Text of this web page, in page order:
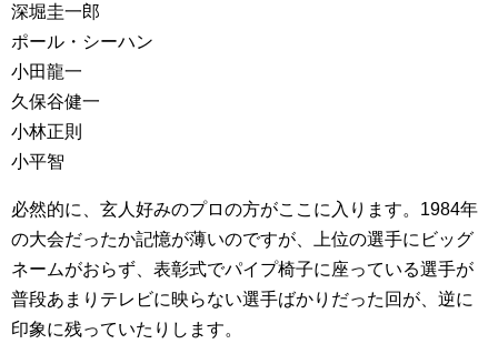
深堀圭一郎
ポール・シーハン
小田龍一
久保谷健一
小林正則
小平智
必然的に、玄人好みのプロの方がここに入ります。1984年
の大会だったか記憶が薄いのですが、上位の選手にビッグ
ネームがおらず、表彰式でパイプ椅子に座っている選手が
普段あまりテレビに映らない選手ばかりだった回が、逆に
印象に残っていたりします。